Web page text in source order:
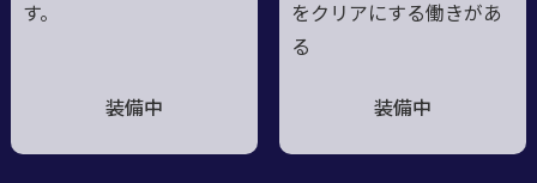
す。
装備中
をクリアにする働きがあ
る
装備中